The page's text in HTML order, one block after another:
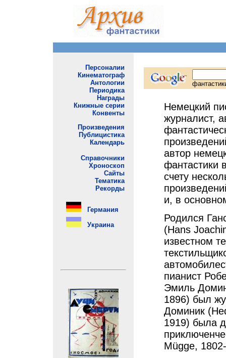
Немецкий
журналист,
автор
фантастики
счету
и, в
Родился
(Hans
известном
пианист
Эмиль
1896) был
Доминик
1919) была
Mügge,